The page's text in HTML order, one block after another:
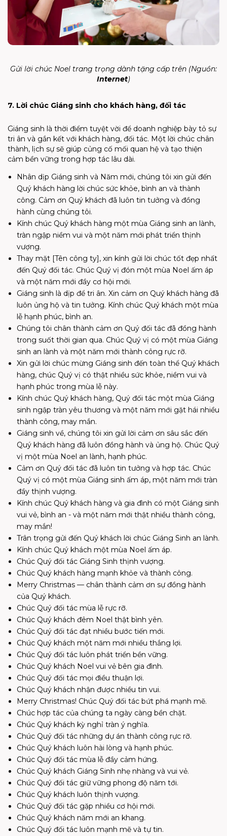
Gửi lời chúc Noel trang trọng dành tặng cấp trên (Nguồn:
Internet)
7. Lời chúc Giáng sinh cho khách hàng, đối tác
Giáng sinh là thời điểm tuyệt vời để doanh nghiệp bày tỏ sự
tri ân và gắn kết với khách hàng, đối tác. Một lời chúc chân
thành, lịch sự sẽ giúp củng cố mối quan hệ và tạo thiện
cảm bền vững trong hợp tác lâu dài.
Nhân dịp Giáng sinh và Năm mới, chúng tôi xin gửi đến
Quý khách hàng lời chúc sức khỏe, bình an và thành
công. Cảm ơn Quý khách đã luôn tin tưởng và đồng
hành cùng chúng tôi.
Kính chúc Quý khách hàng một mùa Giáng sinh an lành,
tràn ngập niềm vui và một năm mới phát triển thịnh
vượng.
Thay mặt [Tên công ty], xin kính gửi lời chúc tốt đẹp nhất
đến Quý đối tác. Chúc Quý vị đón một mùa Noel ấm áp
và một năm mới đầy cơ hội mới.
Giáng sinh là dịp để tri ân. Xin cảm ơn Quý khách hàng đã
luôn ủng hộ và tin tưởng. Kính chúc Quý khách một mùa
lễ hạnh phúc, bình an.
Chúng tôi chân thành cảm ơn Quý đối tác đã đồng hành
trong suốt thời gian qua. Chúc Quý vị có một mùa Giáng
sinh an lành và một năm mới thành công rực rỡ.
Xin gửi lời chúc mừng Giáng sinh đến toàn thể Quý khách
hàng, chúc Quý vị có thật nhiều sức khỏe, niềm vui và
hạnh phúc trong mùa lễ này.
Kính chúc Quý khách hàng, Quý đối tác một mùa Giáng
sinh ngập tràn yêu thương và một năm mới gặt hái nhiều
thành công, may mắn.
Giáng sinh về, chúng tôi xin gửi lời cảm ơn sâu sắc đến
Quý khách hàng đã luôn đồng hành và ủng hộ. Chúc Quý
vị một mùa Noel an lành, hạnh phúc.
Cảm ơn Quý đối tác đã luôn tin tưởng và hợp tác. Chúc
Quý vị có một mùa Giáng sinh ấm áp, một năm mới tràn
đầy thịnh vượng.
Kính chúc Quý khách hàng và gia đình có một Giáng sinh
vui vẻ, bình an - và một năm mới thật nhiều thành công,
may mắn!
Trân trọng gửi đến Quý khách lời chúc Giáng Sinh an lành.
Kính chúc Quý khách một mùa Noel ấm áp.
Chúc Quý đối tác Giáng Sinh thịnh vượng.
Chúc Quý khách hàng mạnh khỏe và thành công.
Merry Christmas — chân thành cảm ơn sự đồng hành
của Quý khách.
Chúc Quý đối tác mùa lễ rực rỡ.
Chúc Quý khách đêm Noel thật bình yên.
Chúc Quý đối tác đạt nhiều bước tiến mới.
Chúc Quý khách một năm mới nhiều thắng lợi.
Chúc Quý đối tác luôn phát triển bền vững.
Chúc Quý khách Noel vui vẻ bên gia đình.
Chúc Quý đối tác mọi điều thuận lợi.
Chúc Quý khách nhận được nhiều tin vui.
Merry Christmas! Chúc Quý đối tác bứt phá mạnh mẽ.
Chúc hợp tác của chúng ta ngày càng bền chặt.
Chúc Quý khách kỳ nghỉ tràn ý nghĩa.
Chúc Quý đối tác những dự án thành công rực rỡ.
Chúc Quý khách luôn hài lòng và hạnh phúc.
Chúc Quý đối tác mùa lễ đầy cảm hứng.
Chúc Quý khách Giáng Sinh nhẹ nhàng và vui vẻ.
Chúc Quý đối tác giữ vững phong độ năm tới.
Chúc Quý khách luôn thịnh vượng.
Chúc Quý đối tác gặp nhiều cơ hội mới.
Chúc Quý khách năm mới an khang.
Chúc Quý đối tác luôn mạnh mẽ và tự tin.